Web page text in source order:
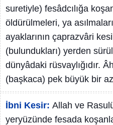
suretiyle) fesâdcılığa
öldürülmeleri, ya
ayaklarının çaprazvâri
(bulundukları) yerden
dünyâdaki rüsvaylığıdır.
(başkaca) pek büyük bir
İbni Kesir: Allah ve
yeryüzünde fesada